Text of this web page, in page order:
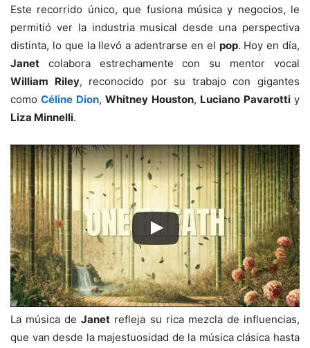
Este recorrido único, que fusiona música y negocios, le
permitió ver la industria musical desde una perspectiva
distinta, lo que la llevó a adentrarse en el pop. Hoy en día,
Janet colabora estrechamente con su mentor vocal
William Riley, reconocido por su trabajo con gigantes
comoCéline Dion,Whitney Houston, Luciano Pavarottiy
Liza Minnelli.
La música deJanet refleja su rica mezcla de influencias,
que van desde la majestuosidad de la música clásica hasta